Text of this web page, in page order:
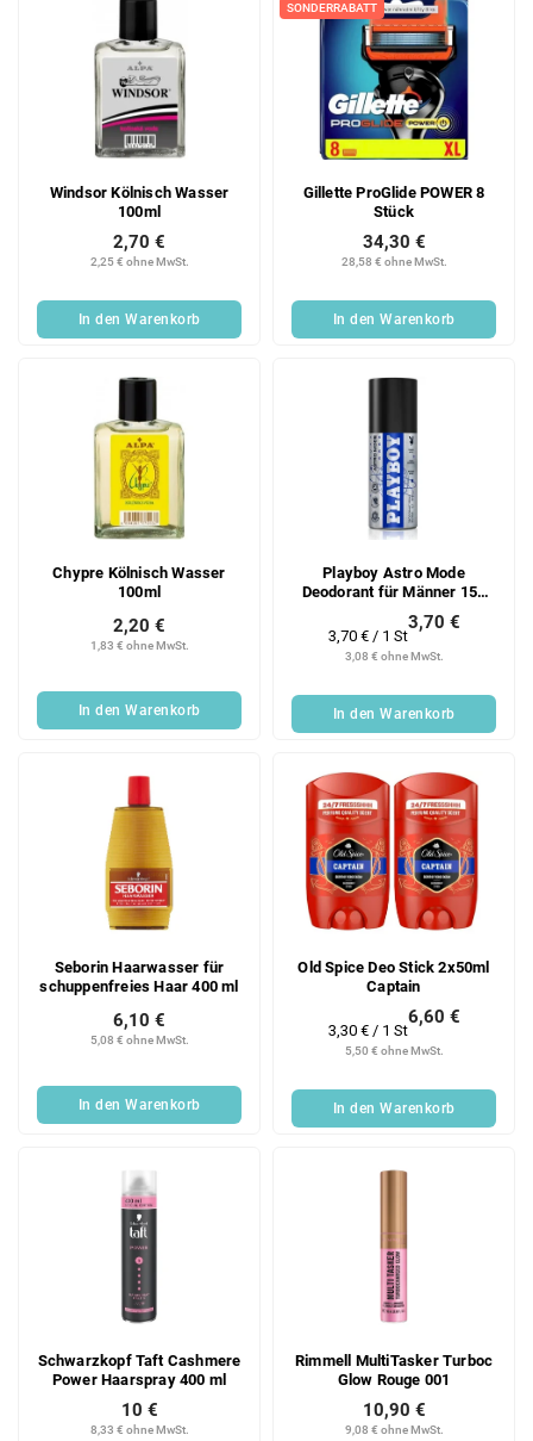
Windsor Kölnisch Wasser
100ml
2,25 € ohne MwSt.
2,70 €
In den Warenkorb
SONDERRABATT
Gillette ProGlide POWER 8
Stück
28,58 € ohne MwSt.
34,30 €
In den Warenkorb
Chypre Kölnisch Wasser
100ml
1,83 € ohne MwSt.
2,20 €
In den Warenkorb
Playboy Astro Mode
Deodorant für Männer 150
3,08 € ohne MwSt.
3,70 €
Verkaufspreis:
3,70 € / 1 St
In den Warenkorb
Seborin Haarwasser für
schuppenfreies Haar 400 ml
5,08 € ohne MwSt.
6,10 €
In den Warenkorb
Old Spice Deo Stick 2x50ml
Captain
5,50 € ohne MwSt.
6,60 €
Verkaufspreis:
3,30 € / 1 St
In den Warenkorb
Schwarzkopf Taft Cashmere
Power Haarspray 400 ml
8,33 € ohne MwSt.
10 €
Rimmell MultiTasker Turboc
Glow Rouge 001
9,08 € ohne MwSt.
10,90 €